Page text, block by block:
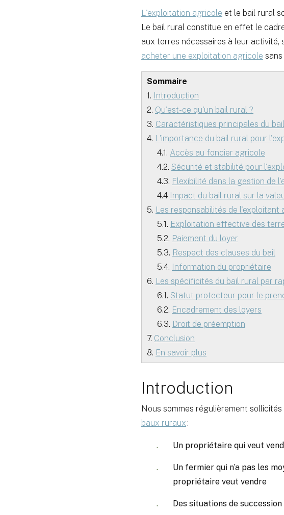
L'exploitation agricole et le bail rural
Le bail rural constitue en effet le
aux terres nécessaires à leur
acheter une exploitation agricole
Sommaire
1. Introduction
2. Qu'est-ce qu'un bail rural ?
3. Caractéristiques principales du
4. L'importance du bail rural pour
4.1. Accès au foncier agricole
4.2. Sécurité et stabilité pour
4.3. Flexibilité dans la gestion de
4.4 Impact du bail rural sur la
5. Les responsabilités de
5.1. Exploitation effective des
5.2. Paiement du loyer
5.3. Respect des clauses du bail
5.4. Information du propriétaire
6. Les spécificités du bail rural par
6.1. Statut protecteur pour le
6.2. Encadrement des loyers
6.3. Droit de préemption
7. Conclusion
8. En savoir plus
Introduction
Nous sommes régulièrement
baux ruraux :
Un propriétaire qui veut
Un fermier qui n’a pas les
propriétaire veut vendre
Des situations de